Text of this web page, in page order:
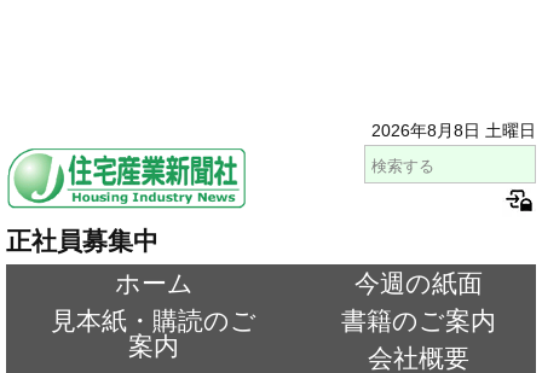
2026年8月8日 土曜日
正社員募集中
ホーム
今週の紙面
見本紙・購読のご
案内
書籍のご案内
会社概要